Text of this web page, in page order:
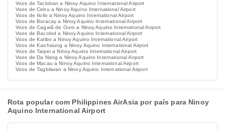
Voos de Tacloban a Ninoy Aquino International Airport
Voos de Cebu a Ninoy Aquino International Airport
Voos de Iloilo a Ninoy Aquino International Airport
Voos de Boracay a Ninoy Aquino International Airport
Voos de Cagaiã de Ouro a Ninoy Aquino International Airport
Voos de Bacolod a Ninoy Aquino International Airport
Voos de Kalibo a Ninoy Aquino International Airport
Voos de Kaohsiung a Ninoy Aquino International Airport
Voos de Taipei a Ninoy Aquino International Airport
Voos de Da Nang a Ninoy Aquino International Airport
Voos de Macau a Ninoy Aquino International Airport
Voos de Tagbilaran a Ninoy Aquino International Airport
Rota popular com Philippines AirAsia por país para Ninoy
Aquino International Airport